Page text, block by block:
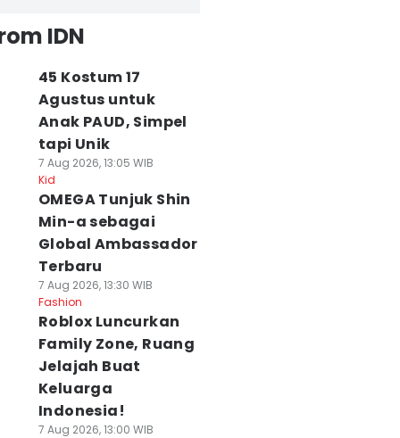
IDN
45 Kostum 17
Agustus untuk
Anak PAUD, Simpel
tapi Unik
7 Aug 2026, 13:05 WIB
Kid
OMEGA Tunjuk Shin
Min-a sebagai
Global Ambassador
Terbaru
7 Aug 2026, 13:30 WIB
Fashion
Roblox Luncurkan
Family Zone, Ruang
Jelajah Buat
Keluarga
Indonesia!
7 Aug 2026, 13:00 WIB